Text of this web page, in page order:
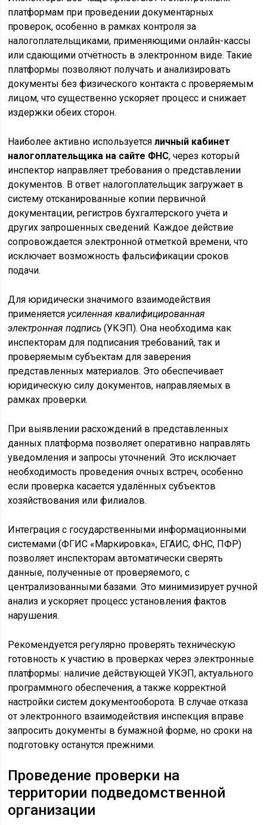
платформам при проведении документарных
проверок, особенно в рамках контроля за
налогоплательщиками, применяющими онлайн-кассы
или сдающими отчётность в электронном виде. Такие
платформы позволяют получать и анализировать
документы без физического контакта с проверяемым
лицом, что существенно ускоряет процесс и снижает
издержки обеих сторон.
Наиболее активно используетсяличный кабинет
налогоплательщика на сайте ФНС, через который
инспектор направляет требования о представлении
документов. В ответ налогоплательщик загружает в
систему отсканированные копии первичной
документации, регистров бухгалтерского учёта и
других запрошенных сведений. Каждое действие
сопровождается электронной отметкой времени, что
исключает возможность фальсификации сроков
подачи.
Для юридически значимого взаимодействия
применяется усиленная квалифицированная
электронная подпись (УКЭП). Она необходима как
инспекторам для подписания требований, так и
проверяемым субъектам для заверения
представленных материалов. Это обеспечивает
юридическую силу документов, направляемых в
рамках проверки.
При выявлении расхождений в представленных
данных платформа позволяет оперативно направлять
уведомления и запросы уточнений. Это исключает
необходимость проведения очных встреч, особенно
если проверка касается удалённых субъектов
хозяйствования или филиалов.
Интеграция с государственными информационными
системами (ФГИС «Маркировка», ЕГАИС, ФНС, ПФР)
позволяет инспекторам автоматически сверять
данные, полученные от проверяемого, с
централизованными базами. Это минимизирует ручной
анализ и ускоряет процесс установления фактов
нарушения.
Рекомендуется регулярно проверять техническую
готовность к участию в проверках через электронные
платформы: наличие действующей УКЭП, актуального
программного обеспечения, а также корректной
настройки систем документооборота. В случае отказа
от электронного взаимодействия инспекция вправе
запросить документы в бумажной форме, но сроки на
подготовку останутся прежними.
Проведение проверки на
территории подведомственной
организации